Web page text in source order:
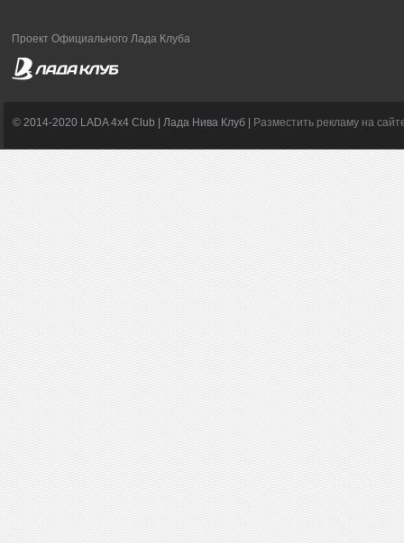
Проект Официального Лада Клуба
© 2014-2020 LADA 4x4 Club | Лада Нива Клуб | Разместить рекламу на